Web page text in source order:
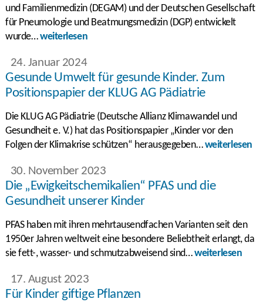
und Familienmedizin (DEGAM) und der Deutschen Gesellschaft
für Pneumologie und Beatmungsmedizin (DGP) entwickelt
wurde…weiterlesen
24. Januar 2024
Gesunde Umwelt für gesunde Kinder. Zum
Positionspapier der KLUG AG Pädiatrie
Die KLUG AG Pädiatrie (Deutsche Allianz Klimawandel und
Gesundheit e. V.) hat das Positionspapier „Kinder vor den
Folgen der Klimakrise schützen“ herausgegeben…weiterlesen
30. November 2023
Die „Ewigkeitschemikalien“ PFAS und die
Gesundheit unserer Kinder
PFAS haben mit ihren mehrtausendfachen Varianten seit den
1950er Jahren weltweit eine besondere Beliebtheit erlangt, da
sie fett-, wasser- und schmutzabweisend sind…weiterlesen
17. August 2023
Für Kinder giftige Pflanzen